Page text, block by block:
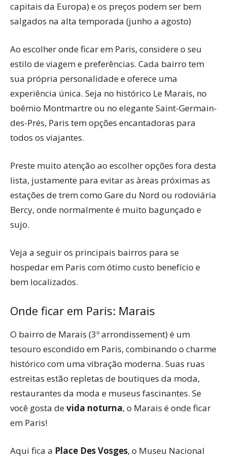
capitais da Europa) e os preços podem ser bem
salgados na alta temporada (junho a agosto)
Ao escolher onde ficar em Paris, considere o seu
estilo de viagem e preferências. Cada bairro tem
sua própria personalidade e oferece uma
experiência única. Seja no histórico Le Marais, no
boêmio Montmartre ou no elegante Saint-Germain-
des-Prés, Paris tem opções encantadoras para
todos os viajantes.
Preste muito atenção ao escolher opções fora desta
lista, justamente para evitar as àreas próximas as
estações de trem como Gare du Nord ou rodoviária
Bercy, onde normalmente é muito bagunçado e
sujo.
Veja a seguir os principais bairros para se
hospedar em Paris com ótimo custo benefício e
bem localizados.
Onde ficar em Paris: Marais
O bairro de Marais (3º arrondissement) é um
tesouro escondido em Paris, combinando o charme
histórico com uma vibração moderna. Suas ruas
estreitas estão repletas de boutiques da moda,
restaurantes da moda e museus fascinantes. Se
você gosta devida noturna, o Marais é onde ficar
em Paris!
Aqui fica a Place Des Vosges, o Museu Nacional